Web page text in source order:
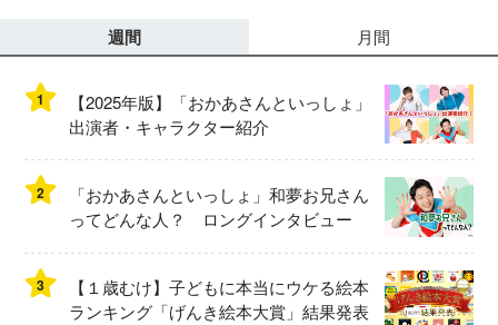
週間 月間
1
【2025年版】「おかあさんといっしょ」
出演者・キャラクター紹介
2
「おかあさんといっしょ」和夢お兄さん
ってどんな人？ ロングインタビュー
3
【１歳むけ】子どもに本当にウケる絵本
ランキング「げんき絵本大賞」結果発表